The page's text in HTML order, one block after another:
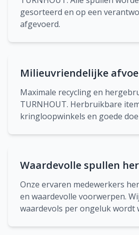
gesorteerd en op een
afgevoerd.
Milieuvriendelijke
Maximale recycling en
TURNHOUT. Herbruikbare
kringloopwinkels en goede
Waardevolle spullen
Onze ervaren medewerkers
en waardevolle voorwerpen.
waardevols per ongeluk wordt